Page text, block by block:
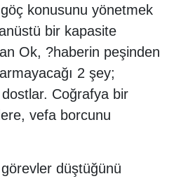
konusunu yönetmek
bir kapasite
Ok, ?haberin peşinden
2 şey;
dostlar. Coğrafya bir
vefa borcunu
düştüğünü